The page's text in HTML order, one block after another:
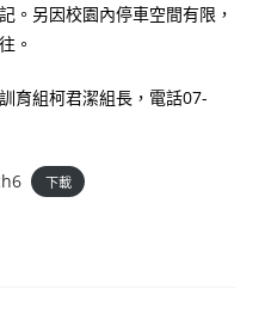
。另因校園內停車空間有限，
。
育組柯君潔組長，電話07-
下載